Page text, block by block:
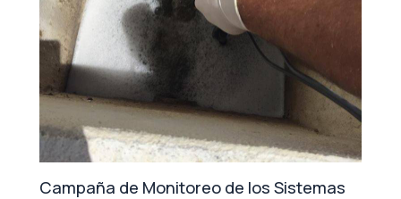
Campaña de Monitoreo de los Sistemas